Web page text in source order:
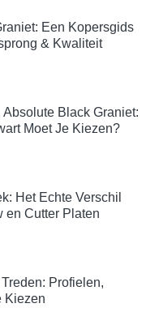
Een Kopersgids
& Kwaliteit
Black Graniet:
Moet Je Kiezen?
Het Echte Verschil
en Cutter Platen
Profielen,
Kiezen